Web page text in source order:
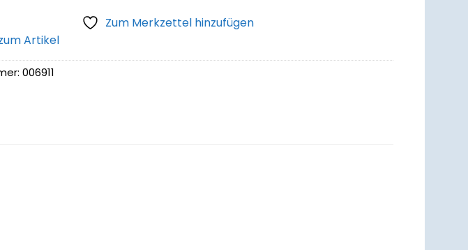
Zum Merkzettel hinzufügen
Artikel
006911